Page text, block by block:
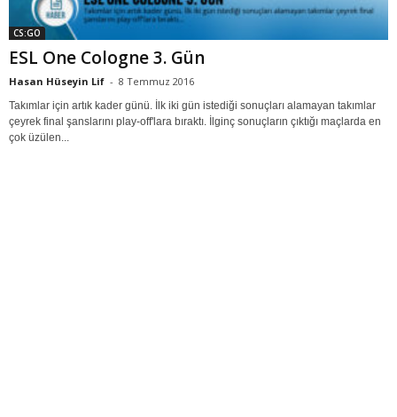
CS:GO
ESL One Cologne 3. Gün
Hasan Hüseyin Lif - 8 Temmuz 2016
Takımlar için artık kader günü. İlk iki gün istediği sonuçları alamayan takımlar
çeyrek final şanslarını play-off'lara bıraktı. İlginç sonuçların çıktığı maçlarda en
çok üzülen...